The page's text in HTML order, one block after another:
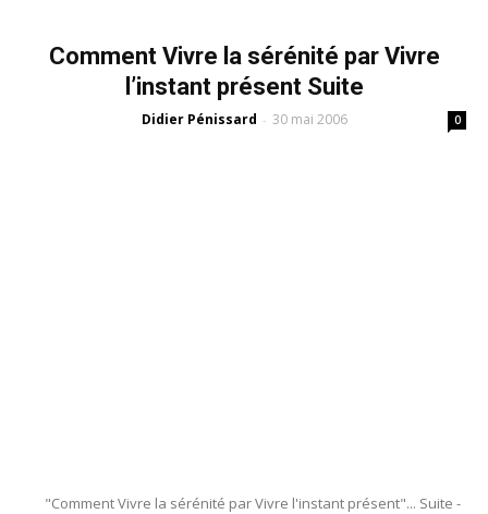
Comment Vivre la sérénité par Vivre
l’instant présent Suite
Didier Pénissard - 30 mai 2006 0
"Comment Vivre la sérénité par Vivre l'instant présent"... Suite -